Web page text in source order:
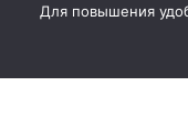
Для повышения